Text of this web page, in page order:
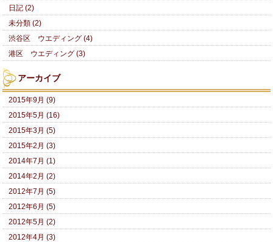
日記 (2)
未分類 (2)
渋谷区 ウエディング (4)
港区 ウエディング (3)
アーカイブ
2015年9月 (9)
2015年5月 (16)
2015年3月 (5)
2015年2月 (3)
2014年7月 (1)
2014年2月 (2)
2012年7月 (5)
2012年6月 (5)
2012年5月 (2)
2012年4月 (3)